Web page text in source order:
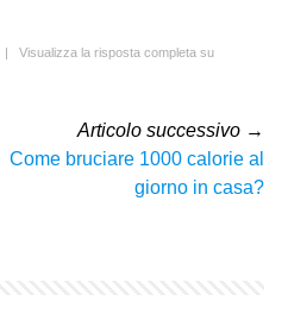
| Visualizza la risposta completa su
Articolo successivo →
Come bruciare 1000 calorie al
giorno in casa?